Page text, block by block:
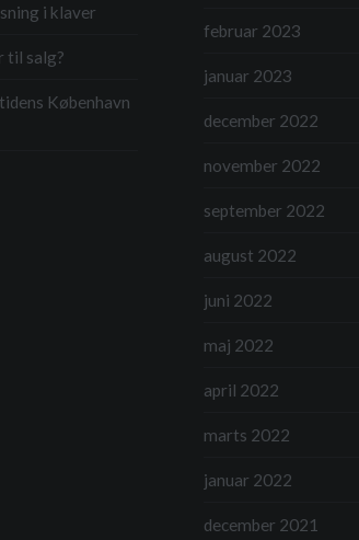
i klaver
til salg?
København
februar 2023
januar 2023
december 2022
november 2022
september 2022
august 2022
juni 2022
maj 2022
april 2022
marts 2022
januar 2022
december 2021